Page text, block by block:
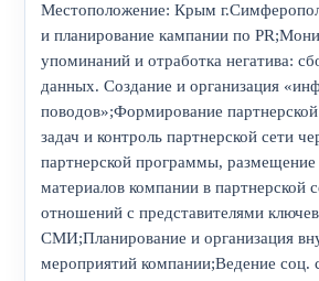
Местоположение: Крым
и планирование кампании по
упоминаний и отработка негатива:
данных. Создание и организация
поводов»;Формирование
задач и контроль партнерской сети
партнерской программы,
материалов компании в партнерской
отношений с представителями
СМИ;Планирование и организация
мероприятий компании;Ведение соц.